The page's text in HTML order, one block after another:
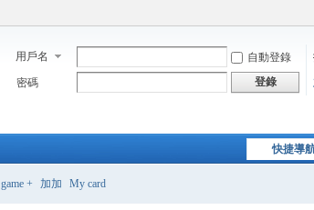
用戶名 自動登錄
密碼
登錄
快捷導
game + 加加 My card